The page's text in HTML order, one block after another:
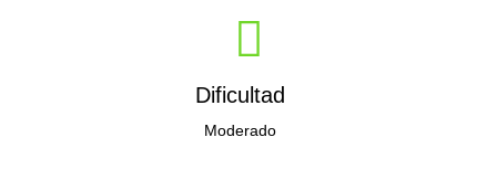
Dificultad
Moderado